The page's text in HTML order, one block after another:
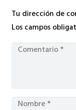
Tu dirección de
Los campos